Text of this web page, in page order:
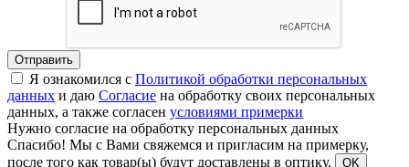
Отправить
Я ознакомился с Политикой обработки персональных
данных и даю Согласие на обработку своих персональных
данных, а также согласен условиями примерки
Нужно согласие на обработку персональных данных
Спасибо! Мы с Вами свяжемся и пригласим на примерку,
после того как товар(ы) будут доставлены в оптику.
OK